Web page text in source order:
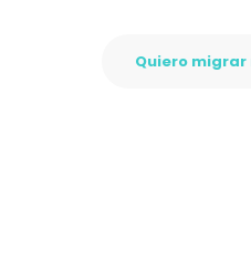
Quiero migrar